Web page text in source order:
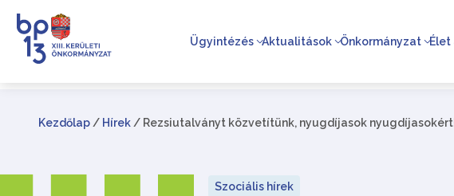
Ügyintézés Aktualitások Önkormányzat Élet
Kezdőlap / Hírek / Rezsiutalványt közvetítünk, nyugdíjasok
Szociális hírek